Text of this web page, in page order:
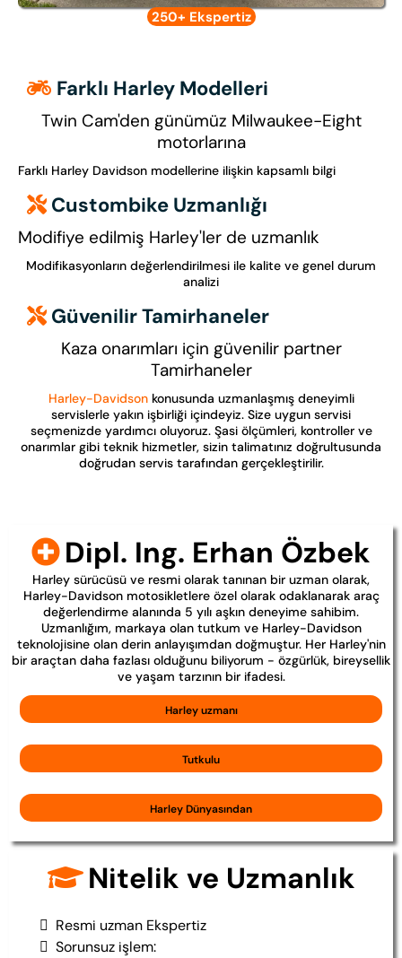
250+ Ekspertiz
Farklı Harley Modelleri
Twin Cam'den günümüz Milwaukee-Eight
motorlarına
Farklı Harley Davidson modellerine ilişkin kapsamlı bilgi
Custombike Uzmanlığı
Modifiye edilmiş Harley'ler de uzmanlık
Modifikasyonların değerlendirilmesi ile kalite ve genel durum
analizi
Güvenilir Tamirhaneler
Kaza onarımları için güvenilir partner
Tamirhaneler
Harley-Davidsonkonusunda uzmanlaşmış deneyimli
servislerle yakın işbirliği içindeyiz. Size uygun servisi
seçmenizde yardımcı oluyoruz. Şasi ölçümleri, kontroller ve
onarımlar gibi teknik hizmetler, sizin talimatınız doğrultusunda
doğrudan servis tarafından gerçekleştirilir.
Dipl. Ing. Erhan Özbek
Harley sürücüsü ve resmi olarak tanınan bir uzman olarak,
Harley-Davidson motosikletlere özel olarak odaklanarak araç
değerlendirme alanında 5 yılı aşkın deneyime sahibim.
Uzmanlığım, markaya olan tutkum ve Harley-Davidson
teknolojisine olan derin anlayışımdan doğmuştur. Her Harley'nin
bir araçtan daha fazlası olduğunu biliyorum - özgürlük, bireysellik
ve yaşam tarzının bir ifadesi.
Harley uzmanı
Tutkulu
Harley Dünyasından
Nitelik ve Uzmanlık
Resmi uzman Ekspertiz
Sorunsuz işlem: